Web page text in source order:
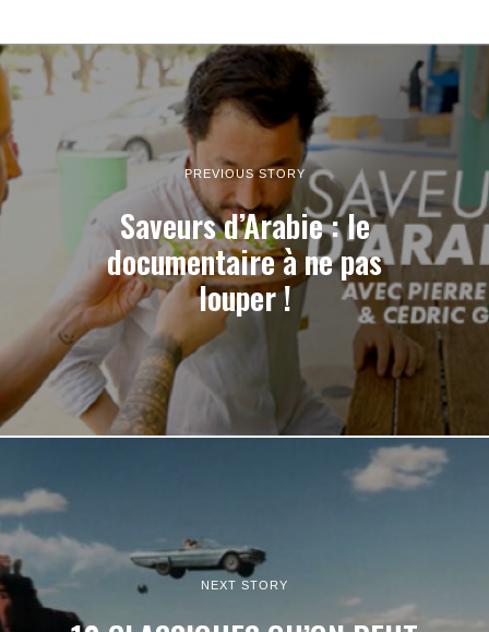
PREVIOUS STORY
Saveurs d’Arabie : le
documentaire à ne pas
louper !
NEXT STORY